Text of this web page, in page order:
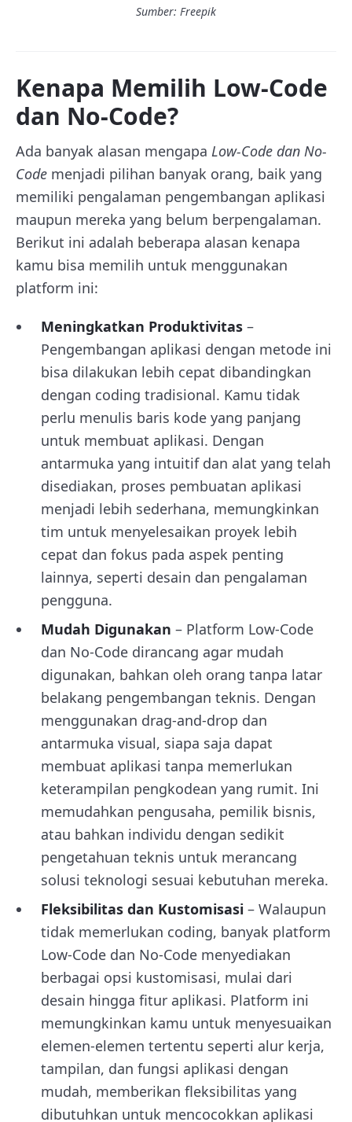
Sumber: Freepik
Kenapa Memilih Low-Code
dan No-Code?
Ada banyak alasan mengapa Low-Code dan No-
Code menjadi pilihan banyak orang, baik yang
memiliki pengalaman pengembangan aplikasi
maupun mereka yang belum berpengalaman.
Berikut ini adalah beberapa alasan kenapa
kamu bisa memilih untuk menggunakan
platform ini:
Meningkatkan Produktivitas –
Pengembangan aplikasi dengan metode ini
bisa dilakukan lebih cepat dibandingkan
dengan coding tradisional. Kamu tidak
perlu menulis baris kode yang panjang
untuk membuat aplikasi. Dengan
antarmuka yang intuitif dan alat yang telah
disediakan, proses pembuatan aplikasi
menjadi lebih sederhana, memungkinkan
tim untuk menyelesaikan proyek lebih
cepat dan fokus pada aspek penting
lainnya, seperti desain dan pengalaman
pengguna.
Mudah Digunakan – Platform Low-Code
dan No-Code dirancang agar mudah
digunakan, bahkan oleh orang tanpa latar
belakang pengembangan teknis. Dengan
menggunakan drag-and-drop dan
antarmuka visual, siapa saja dapat
membuat aplikasi tanpa memerlukan
keterampilan pengkodean yang rumit. Ini
memudahkan pengusaha, pemilik bisnis,
atau bahkan individu dengan sedikit
pengetahuan teknis untuk merancang
solusi teknologi sesuai kebutuhan mereka.
Fleksibilitas dan Kustomisasi – Walaupun
tidak memerlukan coding, banyak platform
Low-Code dan No-Code menyediakan
berbagai opsi kustomisasi, mulai dari
desain hingga fitur aplikasi. Platform ini
memungkinkan kamu untuk menyesuaikan
elemen-elemen tertentu seperti alur kerja,
tampilan, dan fungsi aplikasi dengan
mudah, memberikan fleksibilitas yang
dibutuhkan untuk mencocokkan aplikasi